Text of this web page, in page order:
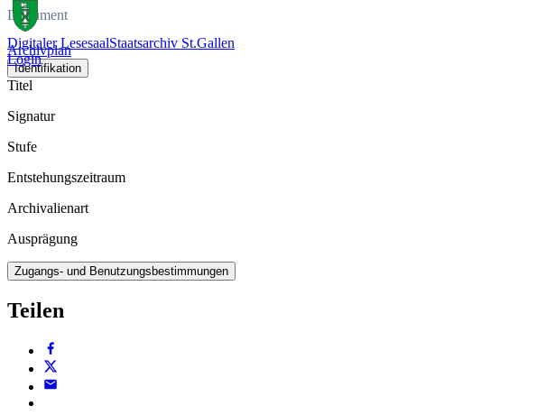
Digitaler LesesaalStaatsarchiv St.Gallen
Login
Dokument
Archivplan
Identifikation
Titel
Signatur
Stufe
Entstehungszeitraum
Archivalienart
Ausprägung
Zugangs- und Benutzungsbestimmungen
Teilen